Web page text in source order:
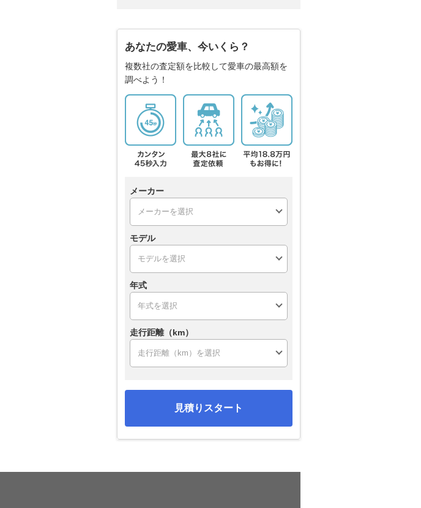
あなたの愛車、今いくら？
複数社の査定額を比較して愛車の最高額を
調べよう！
メーカー
モデル
年式
走行距離（km）
見積りスタート